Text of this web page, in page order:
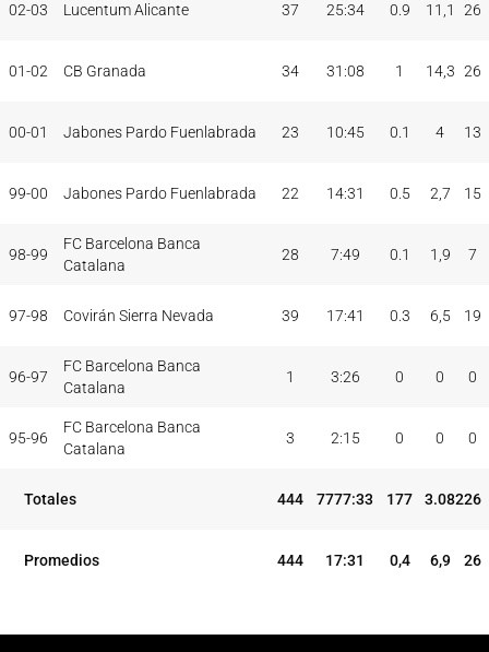
02-03 Lucentum Alicante 37 25:34 0.9 11,1 26
01-02 CB Granada 34 31:08 1 14,3 26
00-01 Jabones Pardo Fuenlabrada 23 10:45 0.1 4 13
99-00 Jabones Pardo Fuenlabrada 22 14:31 0.5 2,7 15
98-99
FC Barcelona Banca
Catalana
28 7:49 0.1 1,9 7
97-98 Covirán Sierra Nevada 39 17:41 0.3 6,5 19
96-97
FC Barcelona Banca
Catalana
1 3:26 0 0 0
95-96
FC Barcelona Banca
Catalana
3 2:15 0 0 0
Totales 444 7777:33 177 3.08226
Promedios 444 17:31 0,4 6,9 26